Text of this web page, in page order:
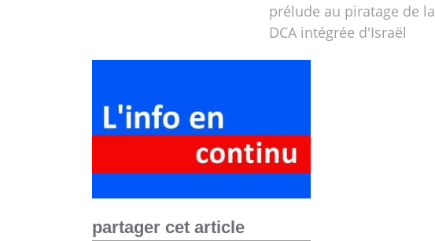
prélude au piratage de la
DCA intégrée d'Israël
partager cet article